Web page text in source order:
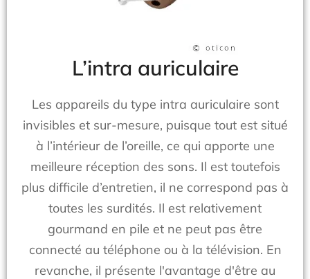
L’intra auriculaire
Les appareils du type intra auriculaire sont
invisibles et sur-mesure, puisque tout est situé
à l’intérieur de l’oreille, ce qui apporte une
meilleure réception des sons. Il est toutefois
plus difficile d’entretien, il ne correspond pas à
toutes les surdités. Il est relativement
gourmand en pile et ne peut pas être
connecté au téléphone ou à la télévision. En
revanche, il présente l'avantage d'être au